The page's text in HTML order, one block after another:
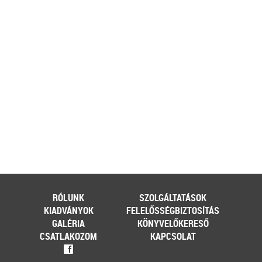
RÓLUNK
SZOLGÁLTATÁSOK
KIADVÁNYOK
FELELŐSSÉGBIZTOSÍTÁS
GALÉRIA
KÖNYVELŐKERESŐ
CSATLAKOZOM
KAPCSOLAT
f